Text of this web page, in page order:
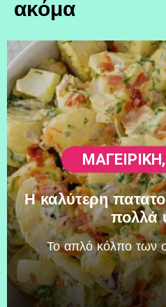
ακόμα
ΜΑΓΕΙΡΙΚΗ,
Η καλύτερη
πολλά
Το απλό κόλπο των